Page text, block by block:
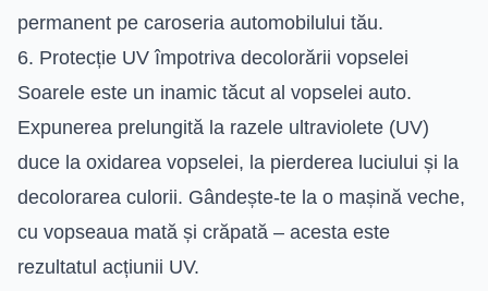
permanent pe caroseria automobilului tău.
6. Protecție UV împotriva decolorării vopselei
Soarele este un inamic tăcut al vopselei auto.
Expunerea prelungită la razele ultraviolete (UV)
duce la oxidarea vopselei, la pierderea luciului și la
decolorarea culorii. Gândește-te la o mașină veche,
cu vopseaua mată și crăpată – acesta este
rezultatul acțiunii UV.